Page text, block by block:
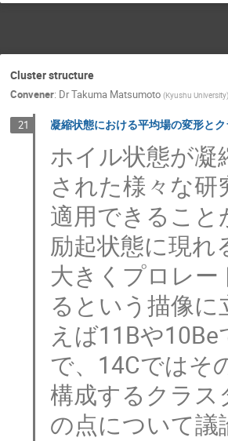
Cluster structure
Convener: DrTakuma Matsumoto (Kyushu University)
21 凝縮状態における平均場の変形と
ホイル状態が
された様々な
適用できるこ
励起状態に現
大きくプロレ
るという描像
えば11Bや
で、14Cではそ
構成するクラ
の点について議